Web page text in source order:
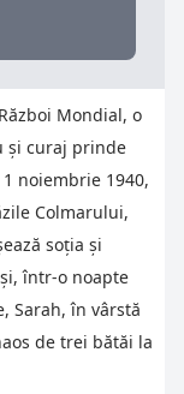
Mondial, o
și curaj prinde
noiembrie 1940,
Colmarului,
soția și
într-o noapte
Sarah, în vârstă
de trei bătăi la